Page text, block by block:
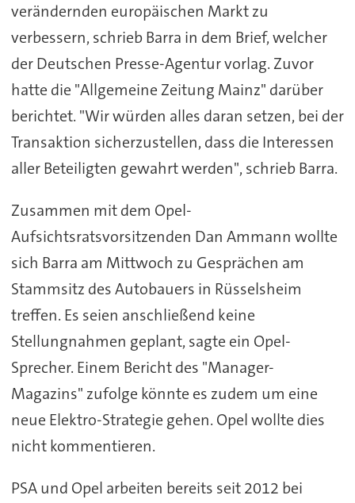
verändernden europäischen Markt zu
verbessern, schrieb Barra in dem Brief, welcher
der Deutschen Presse-Agentur vorlag. Zuvor
hatte die "Allgemeine Zeitung Mainz" darüber
berichtet. "Wir würden alles daran setzen, bei der
Transaktion sicherzustellen, dass die Interessen
aller Beteiligten gewahrt werden", schrieb Barra.
Zusammen mit dem Opel-
Aufsichtsratsvorsitzenden Dan Ammann wollte
sich Barra am Mittwoch zu Gesprächen am
Stammsitz des Autobauers in Rüsselsheim
treffen. Es seien anschließend keine
Stellungnahmen geplant, sagte ein Opel-
Sprecher. Einem Bericht des "Manager-
Magazins" zufolge könnte es zudem um eine
neue Elektro-Strategie gehen. Opel wollte dies
nicht kommentieren.
PSA und Opel arbeiten bereits seit 2012 bei